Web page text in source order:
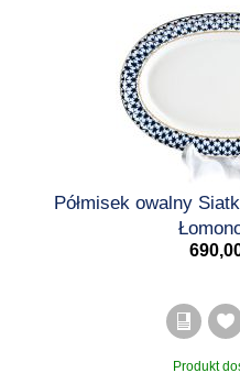
Półmisek owalny
Produkt